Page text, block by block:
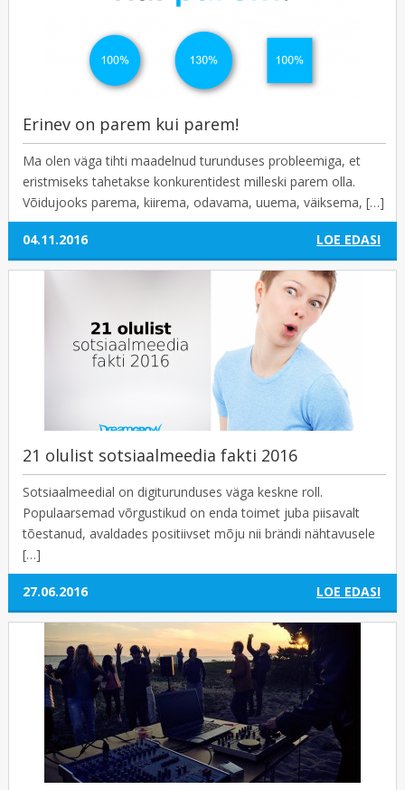
Erinev on parem kui parem!
Ma olen väga tihti maadelnud turunduses probleemiga, et
eristmiseks tahetakse konkurentidest milleski parem olla.
Võidujooks parema, kiirema, odavama, uuema, väiksema, […]
04.11.2016 LOE EDASI
21 olulist sotsiaalmeedia fakti 2016
Sotsiaalmeedial on digiturunduses väga keskne roll.
Populaarsemad võrgustikud on enda toimet juba piisavalt
tõestanud, avaldades positiivset mõju nii brändi nähtavusele
[…]
27.06.2016 LOE EDASI